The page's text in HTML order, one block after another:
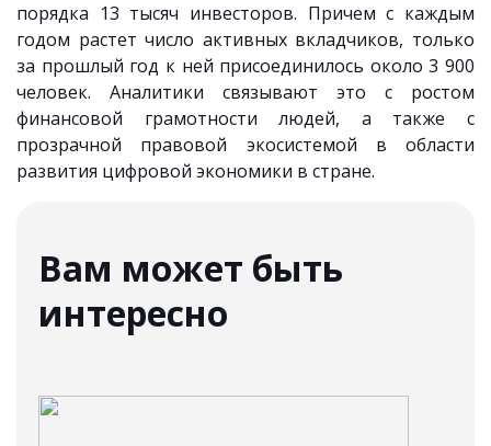
порядка 13 тысяч инвесторов. Причем с каждым
годом растет число активных вкладчиков, только
за прошлый год к ней присоединилось около 3 900
человек. Аналитики связывают это с ростом
финансовой грамотности людей, а также с
прозрачной правовой экосистемой в области
развития цифровой экономики в стране.
Вам может быть
интересно